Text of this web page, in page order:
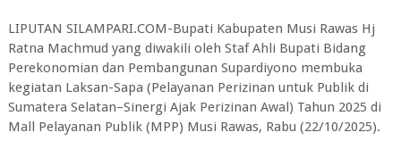
LIPUTAN SILAMPARI.COM-Bupati Kabupaten Musi Rawas Hj
Ratna Machmud yang diwakili oleh Staf Ahli Bupati Bidang
Perekonomian dan Pembangunan Supardiyono membuka
kegiatan Laksan-Sapa (Pelayanan Perizinan untuk Publik di
Sumatera Selatan–Sinergi Ajak Perizinan Awal) Tahun 2025 di
Mall Pelayanan Publik (MPP) Musi Rawas, Rabu (22/10/2025).